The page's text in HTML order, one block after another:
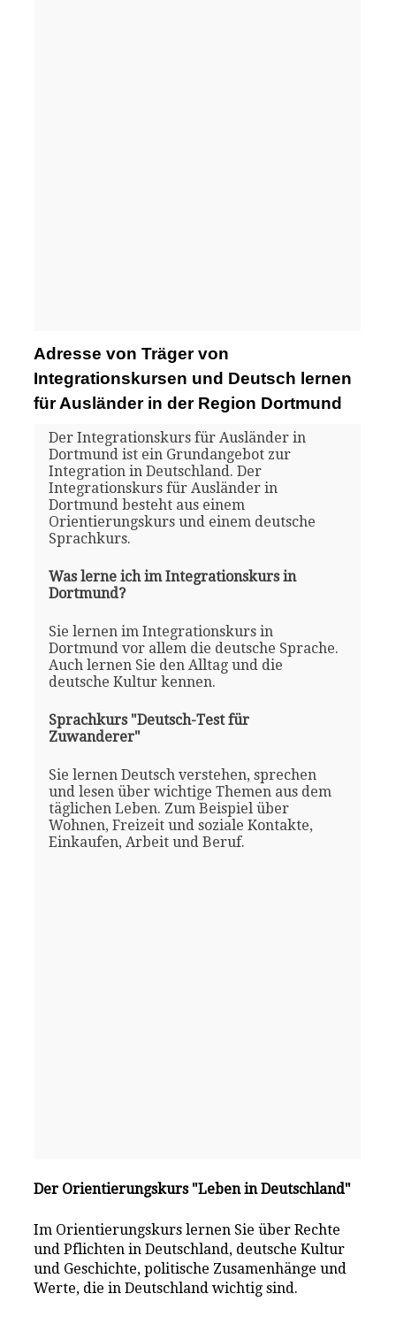
Adresse von Träger von
Integrationskursen und Deutsch lernen
für Ausländer in der Region Dortmund
Der Integrationskurs für Ausländer in
Dortmund ist ein Grundangebot zur
Integration in Deutschland. Der
Integrationskurs für Ausländer in
Dortmund besteht aus einem
Orientierungskurs und einem deutsche
Sprachkurs.
Was lerne ich im Integrationskurs in
Dortmund?
Sie lernen im Integrationskurs in
Dortmund vor allem die deutsche Sprache.
Auch lernen Sie den Alltag und die
deutsche Kultur kennen.
Sprachkurs "Deutsch-Test für
Zuwanderer"
Sie lernen Deutsch verstehen, sprechen
und lesen über wichtige Themen aus dem
täglichen Leben. Zum Beispiel über
Wohnen, Freizeit und soziale Kontakte,
Einkaufen, Arbeit und Beruf.
Der Orientierungskurs "Leben in Deutschland"
Im Orientierungskurs lernen Sie über Rechte
und Pflichten in Deutschland, deutsche Kultur
und Geschichte, politische Zusamenhänge und
Werte, die in Deutschland wichtig sind.